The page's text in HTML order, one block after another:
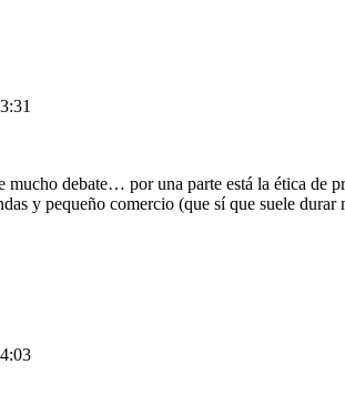
debate… por una parte está la ética de
y pequeño comercio (que sí que suele